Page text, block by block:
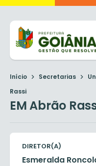
Início Secretarias
Rassi
EM Abrão
DIRETOR(A)
Esmeralda